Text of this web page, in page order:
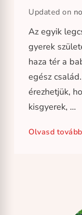
Updated on
Az egyik
gyerek
haza tér a
egész
érezhetjük,
kisgyerek, …
Olvasd tovább